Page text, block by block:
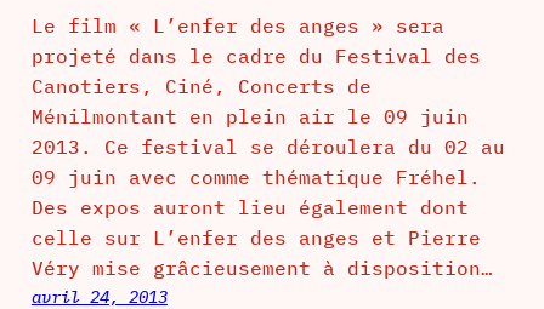
Le film « L’enfer des anges » sera
projeté dans le cadre du Festival des
Canotiers, Ciné, Concerts de
Ménilmontant en plein air le 09 juin
2013. Ce festival se déroulera du 02 au
09 juin avec comme thématique Fréhel.
Des expos auront lieu également dont
celle sur L’enfer des anges et Pierre
Véry mise grâcieusement à disposition…
avril 24, 2013